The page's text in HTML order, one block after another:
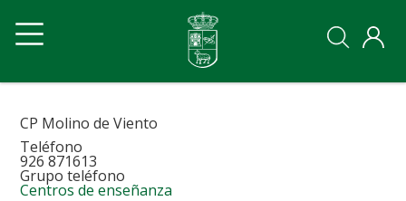
contenido
principal
principal
Ayto
principal
Ayto
CP Molino de Viento
Teléfono
926 871613
Grupo teléfono
Centros de enseñanza